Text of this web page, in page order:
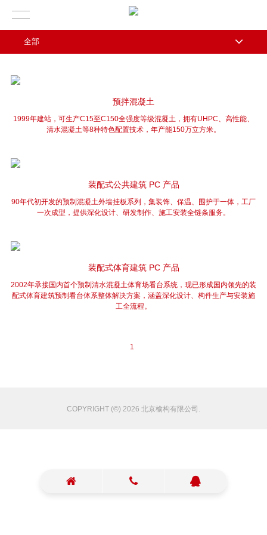
预拌混凝土
1999年建站，可生产C15至C150全强度等级混凝土，拥有UHPC、高性能、
清水混凝土等8种特色配置技术，年产能150万立方米。
装配式公共建筑 PC 产品
90年代初开发的预制混凝土外墙挂板系列，集装饰、保温、围护于一体，工厂
一次成型，提供深化设计、研发制作、施工安装全链条服务。
装配式体育建筑 PC 产品
2002年承接国内首个预制清水混凝土体育场看台系统，现已形成国内领先的装
配式体育建筑预制看台体系整体解决方案，涵盖深化设计、构件生产与安装施
工全流程。
1
COPYRIGHT (©) 2026 北京榆构有限公司.
全部